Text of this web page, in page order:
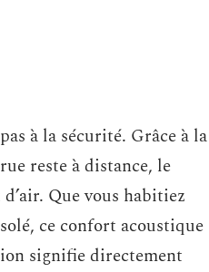
à la sécurité. Grâce à la
reste à distance, le
Que vous habitiez
ce confort acoustique
signifie directement